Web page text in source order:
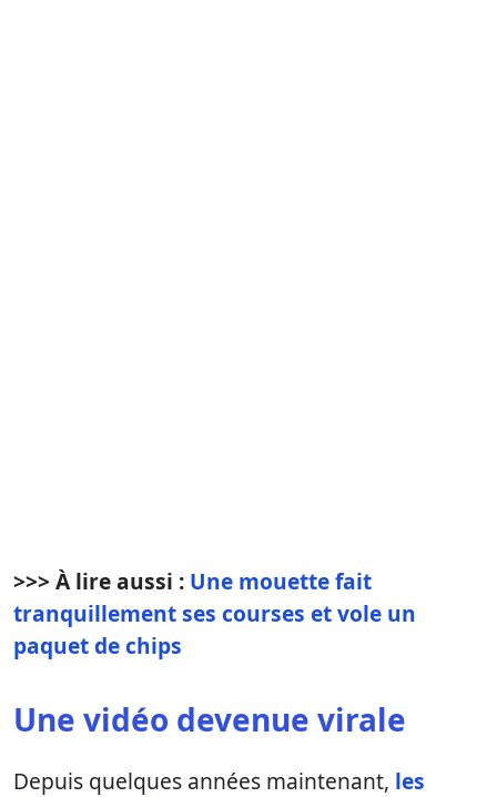
>>> À lire aussi : Une mouette fait
tranquillement ses courses et vole un
paquet de chips
Une vidéo devenue virale
Depuis quelques années maintenant, les